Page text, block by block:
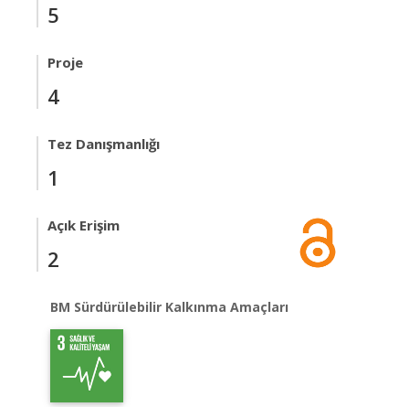
5
Proje
4
Tez Danışmanlığı
1
Açık Erişim
2
BM Sürdürülebilir Kalkınma Amaçları